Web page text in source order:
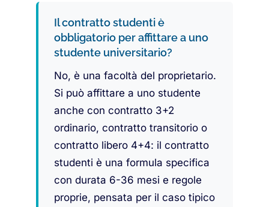
Il contratto studenti è
obbligatorio per affittare a uno
studente universitario?
No, è una facoltà del proprietario.
Si può affittare a uno studente
anche con contratto 3+2
ordinario, contratto transitorio o
contratto libero 4+4: il contratto
studenti è una formula specifica
con durata 6-36 mesi e regole
proprie, pensata per il caso tipico